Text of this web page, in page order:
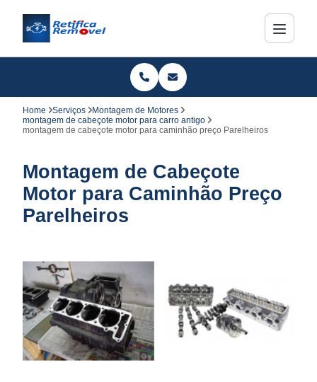
Home Serviços
Montagem de Motores
montagem de cabeçote motor para carro antigo
montagem de cabeçote motor para caminhão preço Parelheiros
Montagem de Cabeçote
Motor para Caminhão Preço
Parelheiros